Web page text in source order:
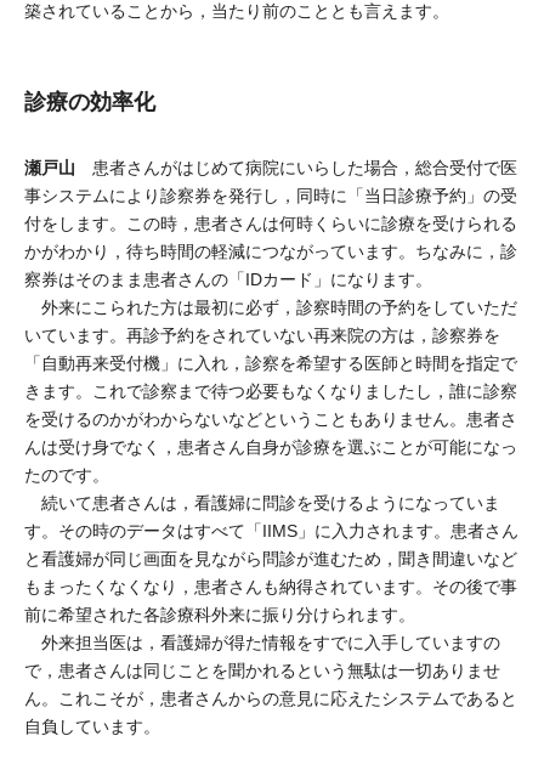
築されていることから，当たり前のこととも言えます。
診療の効率化
瀬戸山 患者さんがはじめて病院にいらした場合，総合受付で医
事システムにより診察券を発行し，同時に「当日診療予約」の受
付をします。この時，患者さんは何時くらいに診療を受けられる
かがわかり，待ち時間の軽減につながっています。ちなみに，診
察券はそのまま患者さんの「IDカード」になります。
外来にこられた方は最初に必ず，診察時間の予約をしていただ
いています。再診予約をされていない再来院の方は，診察券を
「自動再来受付機」に入れ，診察を希望する医師と時間を指定で
きます。これで診察まで待つ必要もなくなりましたし，誰に診察
を受けるのかがわからないなどということもありません。患者さ
んは受け身でなく，患者さん自身が診療を選ぶことが可能になっ
たのです。
続いて患者さんは，看護婦に問診を受けるようになっていま
す。その時のデータはすべて「IIMS」に入力されます。患者さん
と看護婦が同じ画面を見ながら問診が進むため，聞き間違いなど
もまったくなくなり，患者さんも納得されています。その後で事
前に希望された各診療科外来に振り分けられます。
外来担当医は，看護婦が得た情報をすでに入手していますの
で，患者さんは同じことを聞かれるという無駄は一切ありませ
ん。これこそが，患者さんからの意見に応えたシステムであると
自負しています。